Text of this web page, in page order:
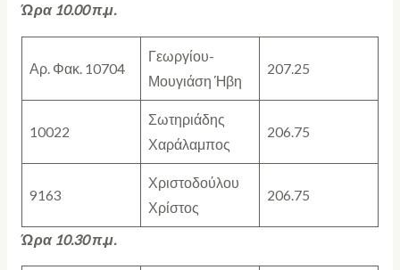
Ώρα 10.00 π.μ.
Αρ. Φακ. 10704
Γεωργίου-
Μουγιάση Ήβη
207.25
10022
Σωτηριάδης
Χαράλαμπος
206.75
9163
Χριστοδούλου
Χρίστος
206.75
Ώρα 10.30 π.μ.